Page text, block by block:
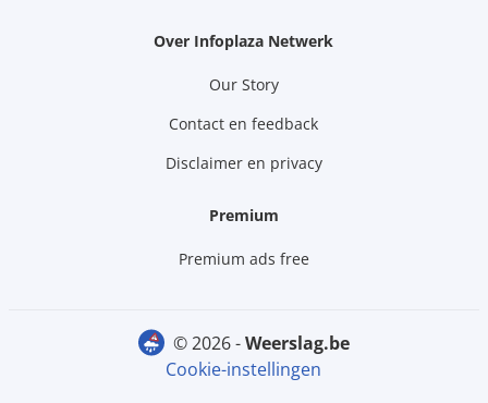
Over Infoplaza Netwerk
Our Story
Contact en feedback
Disclaimer en privacy
Premium
Premium ads free
© 2026 -
weerslag.be
Cookie-instellingen